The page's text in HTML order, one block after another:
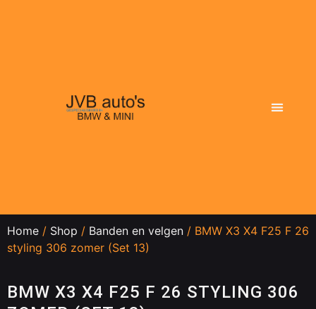
Home / Shop / Banden en velgen / BMW X3 X4 F25 F 26
styling 306 zomer (Set 13)
BMW X3 X4 F25 F 26 STYLING 306